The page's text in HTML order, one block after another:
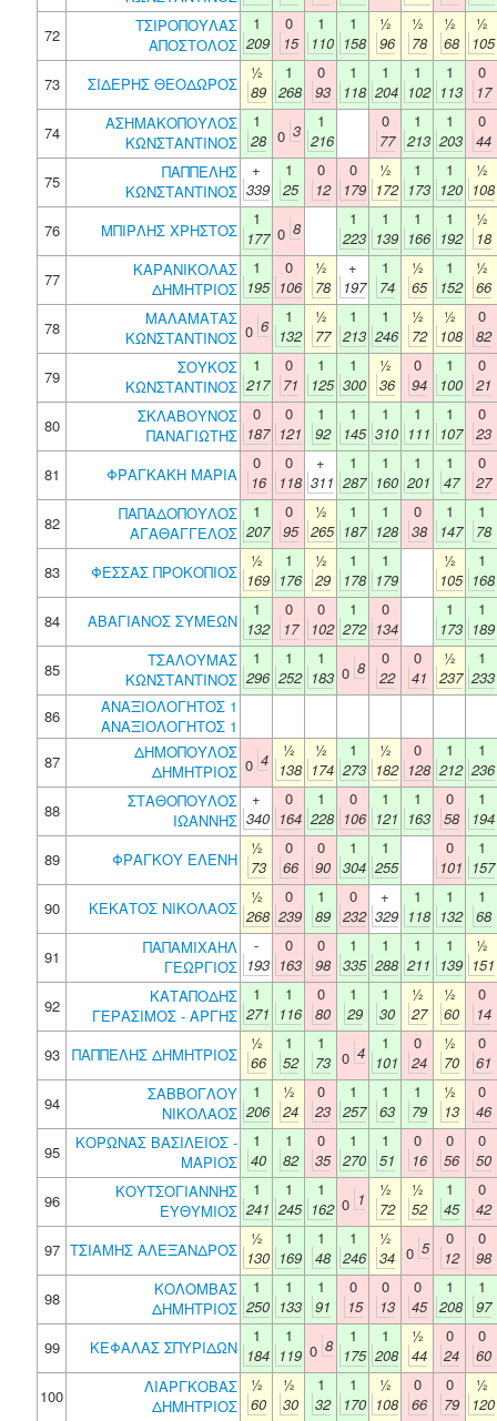
72
ΤΣΙΡΟΠΟΥΛΑΣ
ΑΠΟΣΤΟΛΟΣ
1
209
0
15
1
110
1
158
½
96
½
78
½
68
½
105
73
ΣΙΔΕΡΗΣ ΘΕΟΔΩΡΟΣ
½
89
1
268
0
93
1
118
1
204
1
102
1
113
0
17
74
ΑΣΗΜΑΚΟΠΟΥΛΟΣ
ΚΩΝΣΤΑΝΤΙΝΟΣ
1
28 0 3
1
216
0
77
1
213
1
203
0
44
75
ΠΑΠΠΕΛΗΣ
ΚΩΝΣΤΑΝΤΙΝΟΣ
+
339
1
25
0
12
0
179
½
172
1
173
1
120
½
108
76
ΜΠΙΡΛΗΣ ΧΡΗΣΤΟΣ
1
177 0 8
1
223
1
139
1
166
1
192
½
18
77
ΚΑΡΑΝΙΚΟΛΑΣ
ΔΗΜΗΤΡΙΟΣ
1
195
0
106
½
78
+
197
1
74
½
65
1
152
½
66
78
ΜΑΛΑΜΑΤΑΣ
ΚΩΝΣΤΑΝΤΙΝΟΣ 0 6
1
132
½
77
1
213
1
246
½
72
½
108
0
82
79
ΣΟΥΚΟΣ
ΚΩΝΣΤΑΝΤΙΝΟΣ
1
217
0
71
1
125
1
300
½
36
0
94
1
100
0
21
80
ΣΚΛΑΒΟΥΝΟΣ
ΠΑΝΑΓΙΩΤΗΣ
0
187
0
121
1
92
1
145
1
310
1
111
1
107
0
23
81
ΦΡΑΓΚΑΚΗ ΜΑΡΙΑ
0
16
0
118
+
311
1
287
1
160
1
201
1
47
0
27
82
ΠΑΠΑΔΟΠΟΥΛΟΣ
ΑΓΑΘΑΓΓΕΛΟΣ
1
207
0
95
½
265
1
187
1
128
0
38
1
147
1
78
83
ΦΕΣΣΑΣ ΠΡΟΚΟΠΙΟΣ
½
169
1
176
½
29
1
178
1
179
½
105
1
168
84
ΑΒΑΓΙΑΝΟΣ ΣΥΜΕΩΝ
1
132
0
17
0
102
1
272
0
134
1
173
1
189
85
ΤΣΑΛΟΥΜΑΣ
ΚΩΝΣΤΑΝΤΙΝΟΣ
1
296
1
252
1
183 0 8
0
22
0
41
½
237
1
233
86
ΑΝΑΞΙΟΛΟΓΗΤΟΣ 1
ΑΝΑΞΙΟΛΟΓΗΤΟΣ 1
87
ΔΗΜΟΠΟΥΛΟΣ
ΔΗΜΗΤΡΙΟΣ 0 4
½
138
½
174
1
273
½
182
0
128
1
212
1
236
88
ΣΤΑΘΟΠΟΥΛΟΣ
ΙΩΑΝΝΗΣ
+
340
0
164
1
228
0
106
1
121
1
163
0
58
1
194
89
ΦΡΑΓΚΟΥ ΕΛΕΝΗ
½
73
0
66
0
90
1
304
1
255
0
101
1
157
90
ΚΕΚΑΤΟΣ ΝΙΚΟΛΑΟΣ
½
268
0
239
1
89
0
232
+
329
1
118
1
132
1
68
91
ΠΑΠΑΜΙΧΑΗΛ
ΓΕΩΡΓΙΟΣ
-
193
0
163
0
98
1
335
1
288
1
211
1
139
½
151
92
ΚΑΤΑΠΟΔΗΣ
ΓΕΡΑΣΙΜΟΣ - ΑΡΓΗΣ
1
271
1
116
0
80
1
29
1
30
½
27
½
60
0
14
93
ΠΑΠΠΕΛΗΣ ΔΗΜΗΤΡΙΟΣ
½
66
1
52
1
73 0 4
1
101
0
24
½
70
0
61
94
ΣΑΒΒΟΓΛΟΥ
ΝΙΚΟΛΑΟΣ
1
206
½
24
0
23
1
257
1
63
1
79
½
13
0
46
95
ΚΟΡΩΝΑΣ ΒΑΣΙΛΕΙΟΣ -
ΜΑΡΙΟΣ
1
40
1
82
0
35
1
270
1
51
0
16
0
56
0
50
96
ΚΟΥΤΣΟΓΙΑΝΝΗΣ
ΕΥΘΥΜΙΟΣ
1
241
1
245
1
162 0 1
½
72
½
52
1
45
0
42
97 ΤΣΙΑΜΗΣ ΑΛΕΞΑΝΔΡΟΣ
½
130
1
169
1
48
1
246
½
34 0 5
0
12
0
98
98
ΚΟΛΟΜΒΑΣ
ΔΗΜΗΤΡΙΟΣ
1
250
1
133
1
91
0
15
0
13
0
45
1
208
1
97
99
ΚΕΦΑΛΑΣ ΣΠΥΡΙΔΩΝ
1
184
1
119 0 8
1
175
1
208
½
44
0
24
0
60
100
ΛΙΑΡΓΚΟΒΑΣ
ΔΗΜΗΤΡΙΟΣ
½
60
½
30
1
32
1
170
½
108
0
66
0
79
½
120